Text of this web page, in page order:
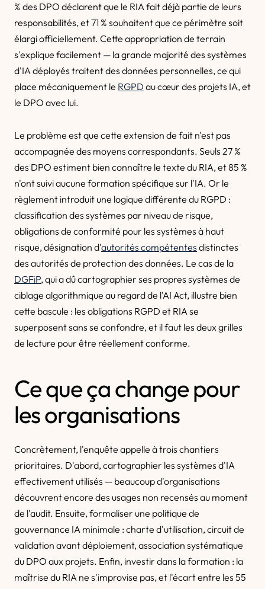
% des DPO déclarent que le RIA fait déjà partie de leurs
responsabilités, et 71 % souhaitent que ce périmètre soit
élargi officiellement. Cette appropriation de terrain
s'explique facilement — la grande majorité des systèmes
d'IA déployés traitent des données personnelles, ce qui
place mécaniquement le RGPD au cœur des projets IA, et
le DPO avec lui.
Le problème est que cette extension de fait n'est pas
accompagnée des moyens correspondants. Seuls 27 %
des DPO estiment bien connaître le texte du RIA, et 85 %
n'ont suivi aucune formation spécifique sur l'IA. Or le
règlement introduit une logique différente du RGPD :
classification des systèmes par niveau de risque,
obligations de conformité pour les systèmes à haut
risque, désignation d'autorités compétentes distinctes
des autorités de protection des données. Le cas de la
DGFiP, qui a dû cartographier ses propres systèmes de
ciblage algorithmique au regard de l'AI Act, illustre bien
cette bascule : les obligations RGPD et RIA se
superposent sans se confondre, et il faut les deux grilles
de lecture pour être réellement conforme.
Ce que ça change pour
les organisations
Concrètement, l'enquête appelle à trois chantiers
prioritaires. D'abord, cartographier les systèmes d'IA
effectivement utilisés — beaucoup d'organisations
découvrent encore des usages non recensés au moment
de l'audit. Ensuite, formaliser une politique de
gouvernance IA minimale : charte d'utilisation, circuit de
validation avant déploiement, association systématique
du DPO aux projets. Enfin, investir dans la formation : la
maîtrise du RIA ne s'improvise pas, et l'écart entre les 55